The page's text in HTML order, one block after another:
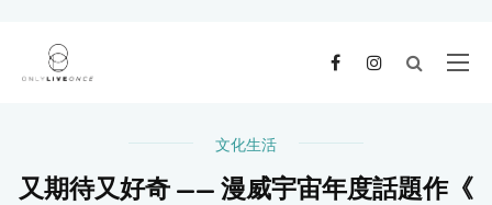
文化生活
又期待又好奇 —— 漫威宇宙年度話題作《